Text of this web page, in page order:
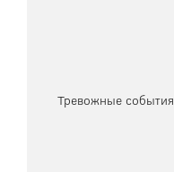
Тревожные события